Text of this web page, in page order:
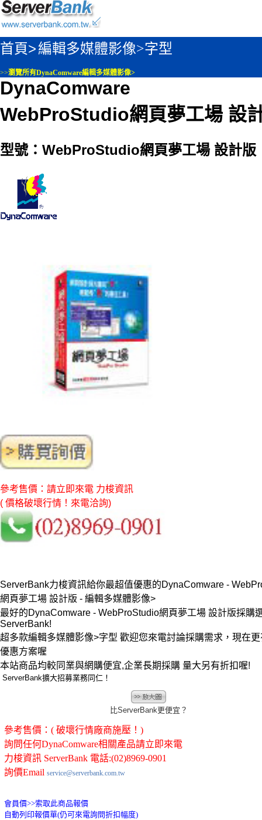
首頁>編輯多媒體影像>字型
>>瀏覽所有DynaComware編輯多媒體影像>
DynaComware
WebProStudio網頁夢工場 設
型號：WebProStudio網頁夢工場 設計版
參考售價：請立即來電 力梭資訊
( 價格破壞行情！來電洽詢)
ServerBank力梭資訊給你最超值優惠的DynaComware -
網頁夢工場 設計版 - 編輯多媒體影像>
最好的DynaComware - WebProStudio網頁夢工場 設計版採購
ServerBank!
超多款編輯多媒體影像>字型 歡迎您來電討論採購需求，現在
優惠方案喔
本站商品均較同業與網購便宜,企業長期採購 量大另有折扣喔!
ServerBank擴大招募業務同仁！
比ServerBank更便宜？
參考售價：( 破壞行情廠商施壓！)
詢問任何DynaComware相關產品請立即來電
力梭資訊 ServerBank 電話:(02)8969-0901
詢價Email service@serverbank.com.tw
會員價>>索取此商品報價
自動列印報價單(仍可來電詢問折扣幅度)